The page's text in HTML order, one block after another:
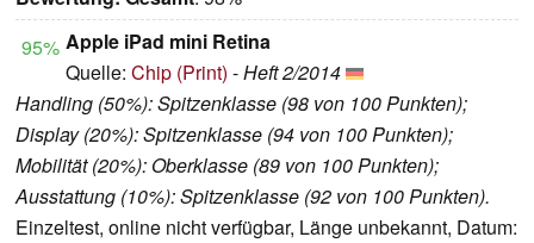
95% Apple iPad mini Retina
Quelle: Chip (Print) -Heft 2/2014
Handling (50%): Spitzenklasse (98 von 100 Punkten);
Display (20%): Spitzenklasse (94 von 100 Punkten);
Mobilität (20%): Oberklasse (89 von 100 Punkten);
Ausstattung (10%): Spitzenklasse (92 von 100 Punkten).
Einzeltest, online nicht verfügbar, Länge unbekannt, Datum: